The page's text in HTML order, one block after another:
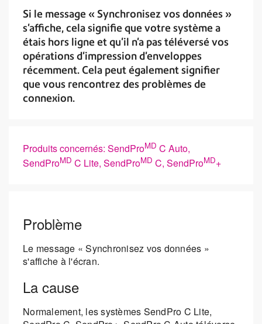
Si le message « Synchronisez vos données »
s'affiche, cela signifie que votre système a
étais hors ligne et qu'il n'a pas téléversé vos
opérations d'impression d'enveloppes
récemment. Cela peut également signifier
que vous rencontrez des problèmes de
connexion.
Produits concernés: SendProMD C Auto,
SendProMD C Lite, SendProMD C, SendProMD+
Problème
Le message « Synchronisez vos données »
s'affiche à l'écran.
La cause
Normalement, les systèmes SendPro C Lite,